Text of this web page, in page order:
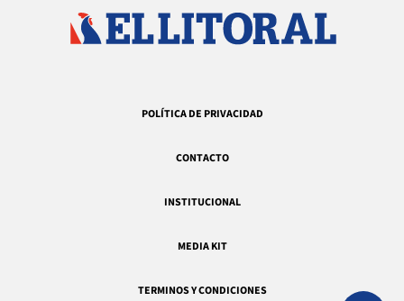
POLÍTICA DE PRIVACIDAD
CONTACTO
INSTITUCIONAL
MEDIA KIT
TERMINOS Y CONDICIONES